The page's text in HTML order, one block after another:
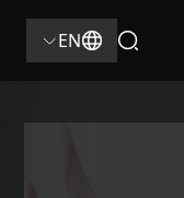
EN